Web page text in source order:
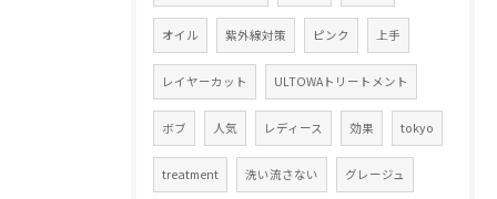
オイル 紫外線対策 ピンク 上手
レイヤーカット ULTOWAトリートメント
ボブ 人気 レディース 効果 tokyo
treatment 洗い流さない グレージュ